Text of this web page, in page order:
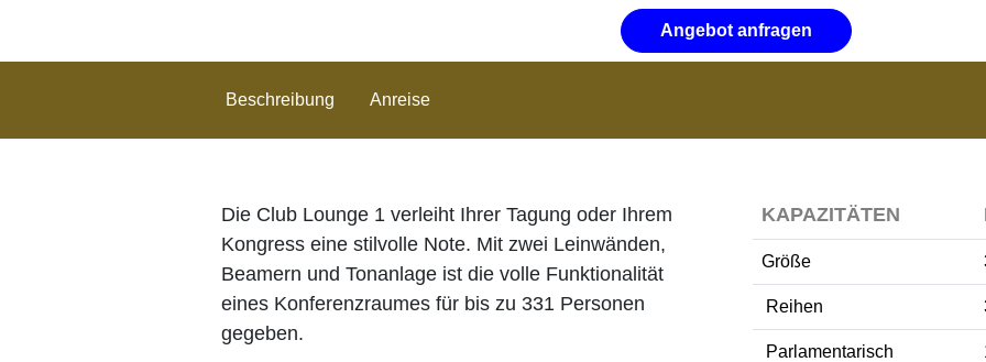
Angebot anfragen
Beschreibung Anreise
Die Club Lounge 1 verleiht Ihrer Tagung oder Ihrem
Kongress eine stilvolle Note. Mit zwei Leinwänden,
Beamern und Tonanlage ist die volle Funktionalität
eines Konferenzraumes für bis zu 331 Personen
gegeben.
KAPAZITÄTEN
Größe
Reihen
Parlamentarisch